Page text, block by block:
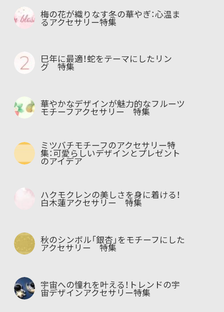
梅の花が織りなす冬の華やぎ：心温ま
るアクセサリー特集
巳年に最適！蛇をテーマにしたリン
グ 特集
華やかなデザインが魅力的なフルーツ
モチーフアクセサリー 特集
ミツバチモチーフのアクセサリー特
集：可愛らしいデザインとプレゼント
のアイデア
ハクモクレンの美しさを身に着ける！
白木蓮アクセサリー 特集
秋のシンボル「銀杏」をモチーフにした
アクセサリー 特集
宇宙への憧れを叶える！トレンドの宇
宙デザインアクセサリー特集